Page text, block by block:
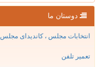
دوستان ما
انتخابات مجلس ، کاندیدای مجلس
تعمیر تلفن